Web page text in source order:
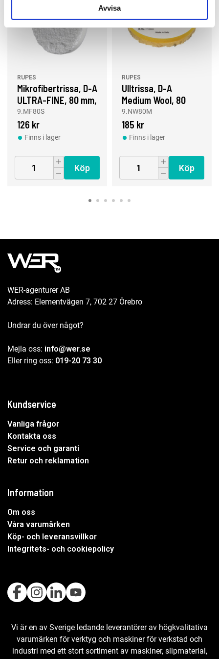
Avvisa
RUPES
Mikrofibertrissa, D-A
ULTRA-FINE, 80 mm,
Vit
9.MF80S
126 kr
Finns i lager
Köp
RUPES
Ulltrissa, D-A
Medium Wool, 80
mm, Gul
9.NW80M
185 kr
Finns i lager
Köp
WER-agenturer AB
Adress: Elementvägen 7, 702 27 Örebro
Undrar du över något?
Mejla oss: info@wer.se
Eller ring oss: 019-20 73 30
Kundservice
Vanliga frågor
Kontakta oss
Service och garanti
Retur och reklamation
Information
Om oss
Våra varumärken
Köp- och leveransvillkor
Integritets- och cookiepolicy
Vi är en av Sverige ledande leverantörer av högkvalitativa
varumärken för verktyg och maskiner för verkstad och
industri med ett stort sortiment av maskiner, slipmaterial,